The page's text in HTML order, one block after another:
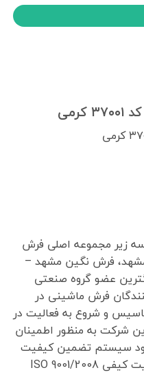
زیر مجموعه اصلی فرش
فرش نگین مشهد –
عضو گروه صنعتی
فرش ماشینی در
می باشد که در سال ۱۳۵۶ تاسیس و شروع به فعالیت در
شرکت به منظور اطمینان
سیستم تضمین کیفیت
مناسبی را مطابق استاندارد مدیریت کیفی ISO 9001/2008